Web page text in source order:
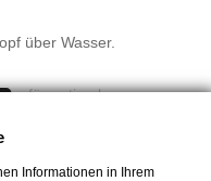
über Wasser.
für optimale
Informationen in Ihrem